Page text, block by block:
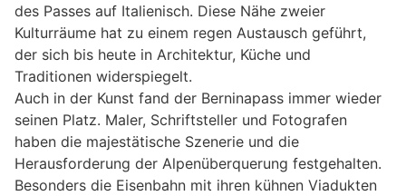
des Passes auf Italienisch. Diese Nähe zweier
Kulturräume hat zu einem regen Austausch geführt,
der sich bis heute in Architektur, Küche und
Traditionen widerspiegelt.
Auch in der Kunst fand der Berninapass immer wieder
seinen Platz. Maler, Schriftsteller und Fotografen
haben die majestätische Szenerie und die
Herausforderung der Alpenüberquerung festgehalten.
Besonders die Eisenbahn mit ihren kühnen Viadukten